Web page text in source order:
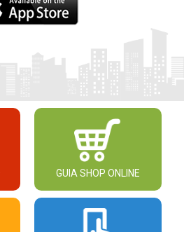
GUIA SHOP ONLINE